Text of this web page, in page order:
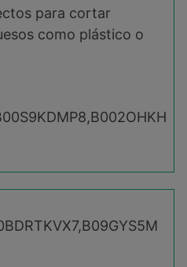
para cortar
como plástico o